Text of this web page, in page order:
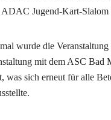
ADAC Jugend-Kart-Slalom
wurde die Veranstaltung
mit dem ASC Bad
was sich erneut für alle